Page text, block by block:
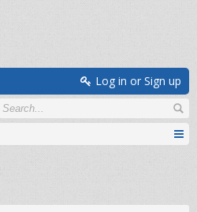
Log in or Sign up